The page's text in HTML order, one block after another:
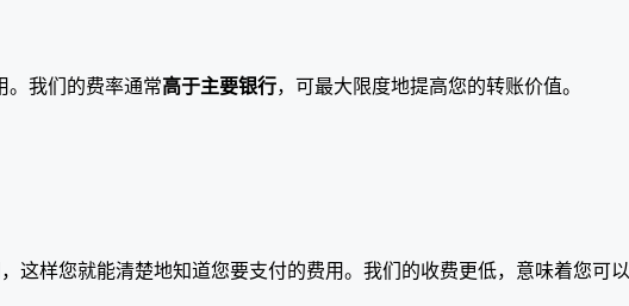
。我们的费率通常高于主要银行，可最大限度地提高您的转账价值。
这样您就能清楚地知道您要支付的费用。我们的收费更低，意味着您可以